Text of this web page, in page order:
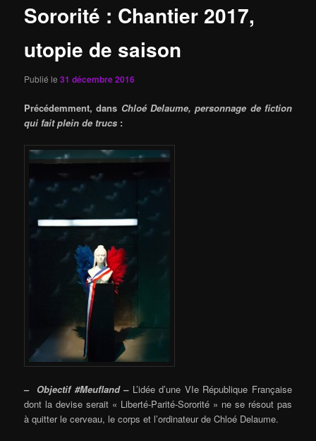
Sororité : Chantier 2017,
utopie de saison
Publié le31 décembre 2016
Précédemment, dans Chloé Delaume, personnage de fiction
qui fait plein de trucs :
– Objectif #Meufland – L’idée d’une VIe République Française
dont la devise serait « Liberté-Parité-Sororité » ne se résout pas
à quitter le cerveau, le corps et l’ordinateur de Chloé Delaume.